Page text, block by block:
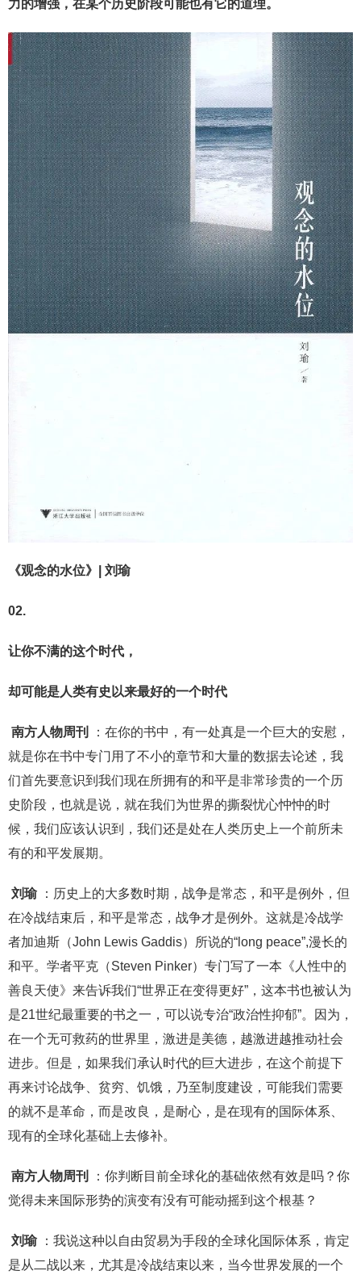
力的增强，在某个历史阶段可能也有它的道理。
《观念的水位》| 刘瑜
02.
让你不满的这个时代，
却可能是人类有史以来最好的一个时代
南方人物周刊
：在你的书中，有一处真是一个巨大的安慰，
就是你在书中专门用了不小的章节和大量的数据去论述，我
们首先要意识到我们现在所拥有的和平是非常珍贵的一个历
史阶段，也就是说，就在我们为世界的撕裂忧心忡忡的时
候，我们应该认识到，我们还是处在人类历史上一个前所未
有的和平发展期。
刘瑜
：历史上的大多数时期，战争是常态，和平是例外，但
在冷战结束后，和平是常态，战争才是例外。这就是冷战学
者加迪斯（John Lewis Gaddis）所说的“long peace”,漫长的
和平。学者平克（Steven Pinker）专门写了一本《人性中的
善良天使》来告诉我们“世界正在变得更好”，这本书也被认为
是21世纪最重要的书之一，可以说专治“政治性抑郁”。因为，
在一个无可救药的世界里，激进是美德，越激进越推动社会
进步。但是，如果我们承认时代的巨大进步，在这个前提下
再来讨论战争、贫穷、饥饿，乃至制度建设，可能我们需要
的就不是革命，而是改良，是耐心，是在现有的国际体系、
现有的全球化基础上去修补。
南方人物周刊
：你判断目前全球化的基础依然有效是吗？你
觉得未来国际形势的演变有没有可能动摇到这个根基？
刘瑜
：我说这种以自由贸易为手段的全球化国际体系，肯定
是从二战以来，尤其是冷战结束以来，当今世界发展的一个